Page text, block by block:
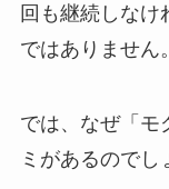
回も継続しなけ
ではありません。
では、なぜ「モ
ミがあるのでし